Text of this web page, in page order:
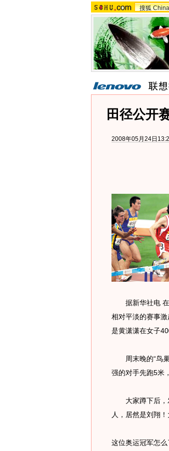
搜狐
田径公开
2008年05月24日
据新华社电 在“
相对平淡的赛事
是黄潇潇在女子
周末晚的“鸟巢
强的对手先跑5米
大家蹲下后，发
人，居然是刘翔
这位奥运冠军怎么